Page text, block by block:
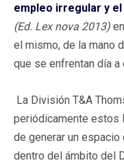
empleo irregular y
(Ed. Lex nova 2013)
el mismo, de la mano
que se enfrentan día a
La División T&A
periódicamente estos
de generar un
dentro del ámbito del